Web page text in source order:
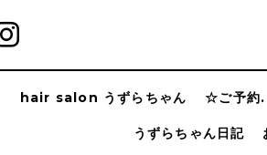
hair salon うずらちゃん ☆ご予約.
うずらちゃん日記